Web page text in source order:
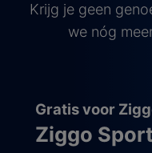
Krijg je geen
we nóg
Gratis voor
Ziggo Sport